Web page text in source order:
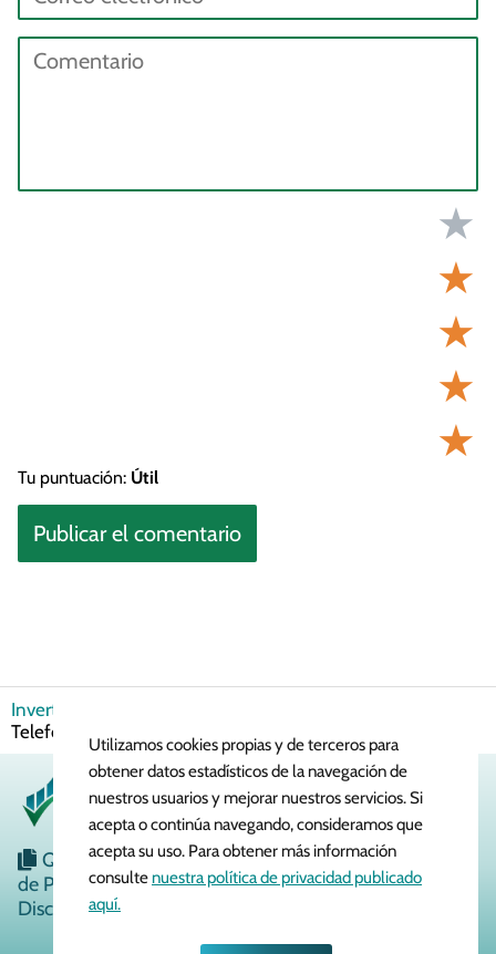
★
★
★
★
★
Tu puntuación: Útil
Invertir en Bolsa
Telefónica?
Quiénes Somos Política de Cookies
de Privacidad
Aviso Legal
Contacto
Disclaimer
Utilizamos cookies propias y de terceros para
obtener datos estadísticos de la navegación de
nuestros usuarios y mejorar nuestros servicios. Si
acepta o continúa navegando, consideramos que
acepta su uso. Para obtener más información
consulte nuestra política de privacidad publicado
aquí.